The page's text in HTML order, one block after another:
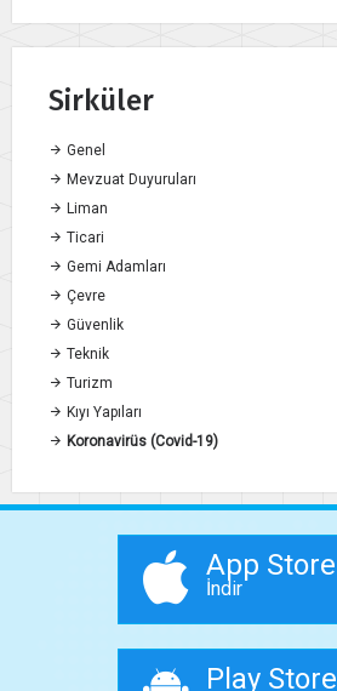
Sirküler
Genel
Mevzuat Duyuruları
Liman
Ticari
Gemi Adamları
Çevre
Güvenlik
Teknik
Turizm
Kıyı Yapıları
Koronavirüs (Covid-19)
App Store
İndir
Play Store